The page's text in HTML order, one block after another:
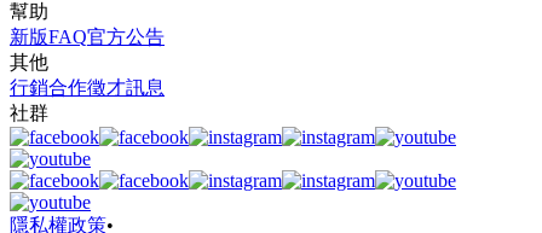
幫助
新版FAQ官方公告
其他
行銷合作徵才訊息
社群
隱私權政策•